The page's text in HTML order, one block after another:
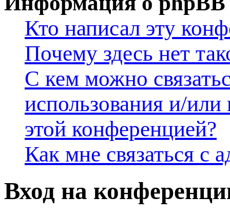
Кто написал эту
Почему здесь нет
С кем можно
использования и/
этой конференцией?
Как мне связаться с
Вход на